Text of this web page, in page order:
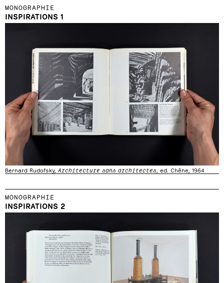
MONOGRAPHIE
INSPIRATIONS 1
Bernard Rudofsky, Architecture sans architectes, ed. Chêne, 1964
MONOGRAPHIE
INSPIRATIONS 2